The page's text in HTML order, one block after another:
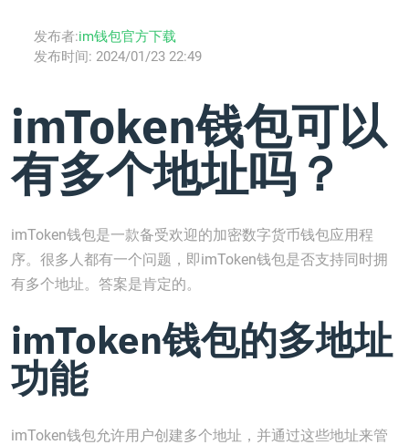
发布者:im钱包官方下载
发布时间: 2024/01/23 22:49
imToken钱包可以
有多个地址吗？
imToken钱包是一款备受欢迎的加密数字货币钱包应用程
序。很多人都有一个问题，即imToken钱包是否支持同时拥
有多个地址。答案是肯定的。
imToken钱包的多地址
功能
imToken钱包允许用户创建多个地址，并通过这些地址来管